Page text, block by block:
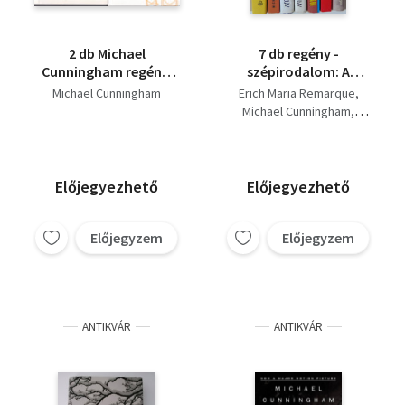
2 db Michael
Cunningham regény:
Otthon a világ végén +
Michael Cunningham
Előjegyezhető
Előjegyzem
7 db regény -
szépirodalom: A
fekete obeliszk;
Otthon a világ végén;
vadász a szív;
Kiloccsant víz
Erich Maria Remarque
Michael Cunningham
Carson McCullers
Előjegyezhető
Előjegyzem
ANTIKVÁR ANTIKVÁR